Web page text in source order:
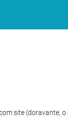
site (doravante, o